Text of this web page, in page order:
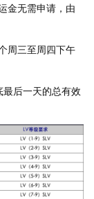
金无需申请，由
周三至周四下午
后一天的总有效